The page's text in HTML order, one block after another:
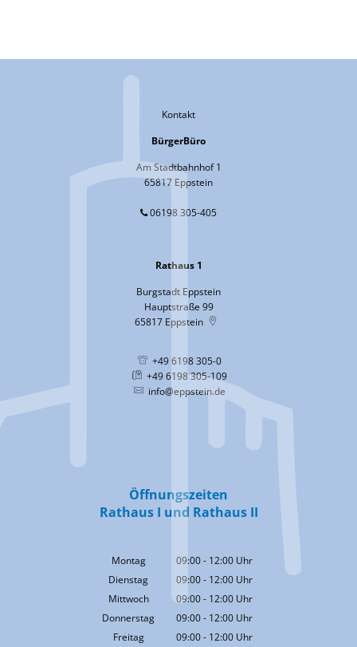
Kontakt
BürgerBüro
Am Stadtbahnhof 1
65817 Eppstein
06198 305-405
Rathaus 1
Burgstadt Eppstein
Hauptstraße 99
65817 Eppstein
+49 6198 305-0
+49 6198 305-109
info@eppstein.de
Öffnungszeiten
Rathaus I und Rathaus II
Montag 09:00- 12:00 Uhr
Von 09:00 bis 12:00 Uhr
Dienstag 09:00- 12:00 Uhr
Von 09:00 bis 12:00 Uhr
Mittwoch 09:00- 12:00 Uhr
Von 09:00 bis 12:00 Uhr
Donnerstag 09:00- 12:00 Uhr
Von 09:00 bis 12:00 Uhr
Freitag 09:00- 12:00 Uhr